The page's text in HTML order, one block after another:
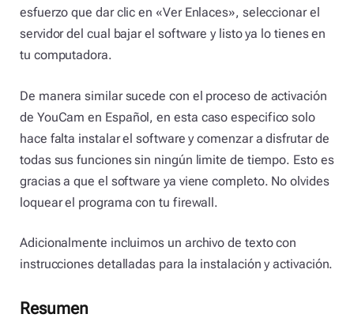
esfuerzo que dar clic en «Ver Enlaces», seleccionar el
servidor del cual bajar el software y listo ya lo tienes en
tu computadora.
De manera similar sucede con el proceso de activación
de YouCam en Español, en esta caso especifico solo
hace falta instalar el software y comenzar a disfrutar de
todas sus funciones sin ningún limite de tiempo. Esto es
gracias a que el software ya viene completo. No olvides
loquear el programa con tu firewall.
Adicionalmente incluimos un archivo de texto con
instrucciones detalladas para la instalación y activación.
Resumen